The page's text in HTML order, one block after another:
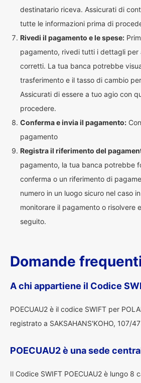
destinatario riceva. Assicurati di
tutte le informazioni prima di
Rivedi il pagamento e le spese:
pagamento, rivedi tutti i dettagli per
corretti. La tua banca potrebbe
trasferimento e il tasso di cambio
Assicurati di essere a tuo agio con
procedere.
Conferma e invia il pagamento:
pagamento
Registra il riferimento del
pagamento, la tua banca potrebbe
conferma o un riferimento di
numero in un luogo sicuro nel caso
monitorare il pagamento o risolvere
seguito.
Domande frequenti
A chi appartiene il Codice
POECUAU2 è il codice SWIFT per
registrato a SAKSAHANS'KOHO, 107/
POECUAU2 è una sede
Il Codice SWIFT POECUAU2 è lungo 8